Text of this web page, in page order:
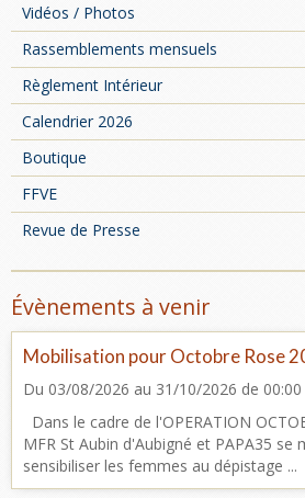
Vidéos / Photos
Rassemblements mensuels
Règlement Intérieur
Calendrier 2026
Boutique
FFVE
Revue de Presse
Évènements à venir
Mobilisation pour Octobre Rose
Du 03/08/2026 au 31/10/2026 de 00:00
Dans le cadre de l'OPERATION
MFR St Aubin d'Aubigné et PAPA35 se
sensibiliser les femmes au dépistage ...